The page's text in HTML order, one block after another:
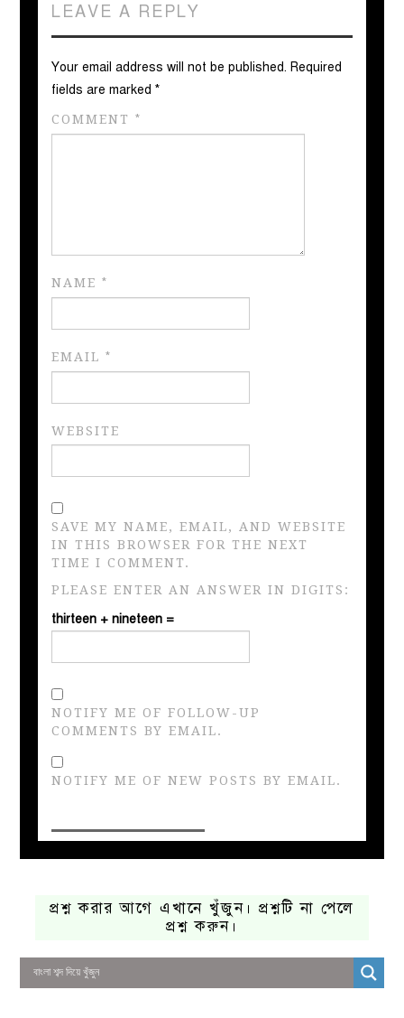
LEAVE A REPLY
Your email address will not be published. Required
fields are marked*
COMMENT*
NAME*
EMAIL*
WEBSITE
SAVE MY NAME, EMAIL, AND WEBSITE
IN THIS BROWSER FOR THE NEXT
TIME I COMMENT.
PLEASE ENTER AN ANSWER IN DIGITS:
thirteen + nineteen =
NOTIFY ME OF FOLLOW-UP
COMMENTS BY EMAIL.
NOTIFY ME OF NEW POSTS BY EMAIL.
প্রশ্ন করার আগে এখানে খুঁজুন। প্রশ্নটি না পেলে
প্রশ্ন করুন।